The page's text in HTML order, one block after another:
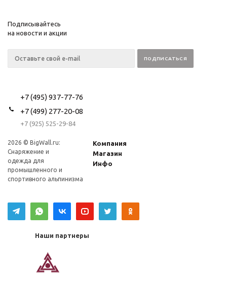
Подписывайтесь
на новости и акции
+7 (495) 937-77-76
+7 (499) 277-20-08
+7 (925) 525-29-84
2026 © BigWall.ru:
Снаряжение и
одежда для
промышленного и
спортивного альпинизма
Компания
Магазин
Инфо
Наши партнеры